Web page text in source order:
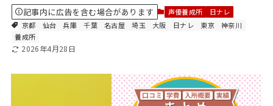
エリアで探す 年齢で探す 声優になるに
は？
声優養成所 声優スクール
記事内に広告を含む場合があります 声優養成所
日ナレ
京都
仙台 兵庫 千葉 名古屋 埼玉 大阪 日ナレ 東京
神奈川
養成所
2026年4月28日